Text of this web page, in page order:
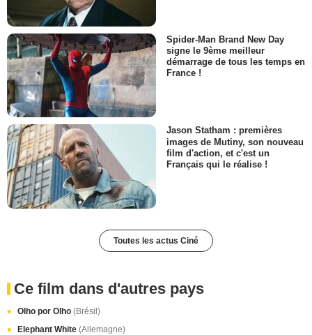
Spider-Man Brand New Day
signe le 9ème meilleur
démarrage de tous les temps en
France !
Jason Statham : premières
images de Mutiny, son nouveau
film d'action, et c'est un
Français qui le réalise !
Toutes les actus Ciné
Ce film dans d'autres pays
Olho por Olho (Brésil)
Elephant White (Allemagne)